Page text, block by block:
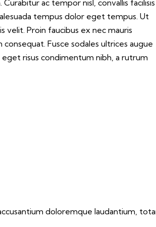
Curabitur ac tempor nisl, convallis facilisis
tempus dolor eget tempus. Ut
velit. Proin faucibus ex nec mauris
Fusce sodales ultrices augue
eget risus condimentum nibh, a rutrum
doloremque laudantium,